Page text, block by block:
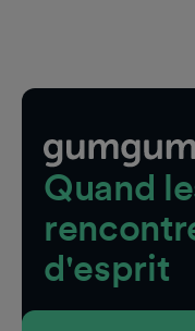
Quand
d'esprit